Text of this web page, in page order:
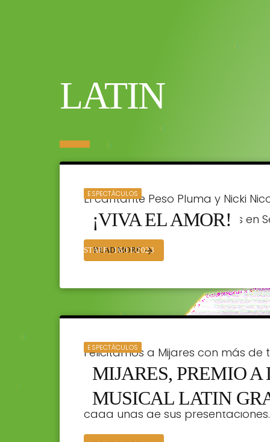
LATIN
ESPECTÁCULOS
¡VIVA EL AMOR!
STAFF | 16/11/2023
El cantante Peso Pluma y Nicki
carpet de los Latín Grammys en
READ MOREarrow_forward
ESPECTÁCULOS
MIJARES, PREMIO
MUSICAL LATIN
Felicitamos a Mijares con más
cantante continúa cosechando
millones de personas, que lo
cada unas de sus presentaciones.